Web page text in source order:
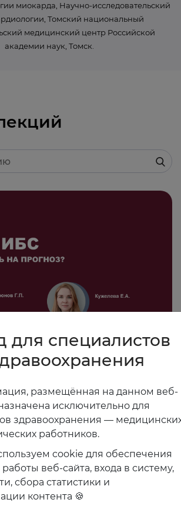
миокарда, Научно-исследовательский
Томский национальный
медицинский центр Российской
академии наук, Томск.
недостаточность и
Показать все
для специалистов
размещённая на данном веб-
исключительно для
здравоохранения —
работников.
cookie для обеспечения
веб-сайта, входа в систему,
сбора статистики и
контента 🍪